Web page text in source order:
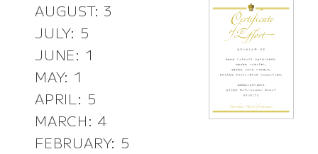
AUGUST: 3
JULY: 5
JUNE: 1
MAY: 1
APRIL: 5
MARCH: 4
FEBRUARY: 5